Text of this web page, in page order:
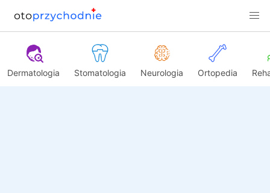
Dermatologia Stomatologia Neurologia Ortopedia